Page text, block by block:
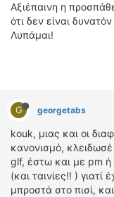
Αξιέπαινη η
ότι δεν είναι
Λυπάμαι!
G georgetabs
kouk, μιας και οι
κανονισμό,
glf, έστω και με pm ή
(και ταινίες!! )
μπροστά στο πισί,